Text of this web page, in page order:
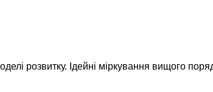
розвитку. Ідейні міркування вищого